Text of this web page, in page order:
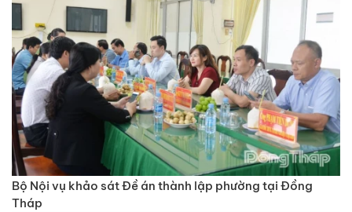
Bộ Nội vụ khảo sát Đề án thành lập phường tại Đồng
Tháp